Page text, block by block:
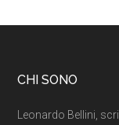
CHI SONO
Leonardo Bellini,